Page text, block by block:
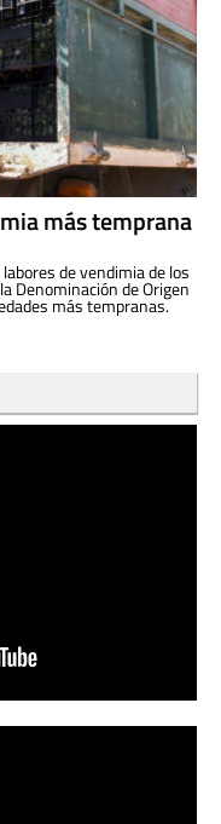
más temprana
de vendimia de los
Denominación de Origen
más tempranas.